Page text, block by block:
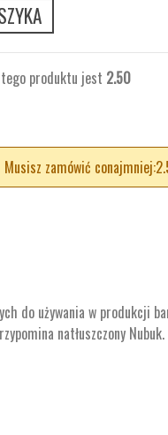
produktu jest 2.50
Musisz zamówić
do używania w produkcji
natłuszczony Nubuk.